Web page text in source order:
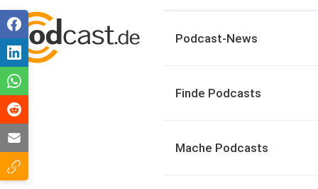
Podcast-News
Finde Podcasts
Mache Podcasts